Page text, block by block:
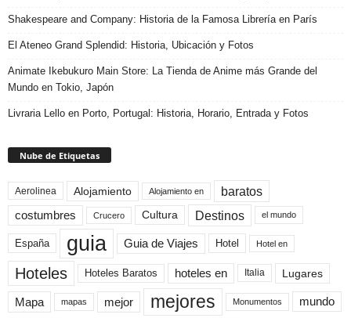
Shakespeare and Company: Historia de la Famosa Librería en París
El Ateneo Grand Splendid: Historia, Ubicación y Fotos
Animate Ikebukuro Main Store: La Tienda de Anime más Grande del
Mundo en Tokio, Japón
Livraria Lello en Porto, Portugal: Historia, Horario, Entrada y Fotos
Nube de Etiquetas
Aerolinea Alojamiento Alojamiento en baratos
costumbres Crucero Cultura Destinos el mundo
España guia Guia de Viajes Hotel Hotel en
Hoteles Hoteles Baratos hoteles en Italia Lugares
Mapa mapas mejor mejores Monumentos mundo